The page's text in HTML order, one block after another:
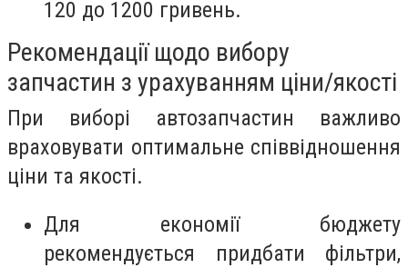
120 до 1200 гривень.
Рекомендації щодо вибору
запчастин з урахуванням ціни/якості
При виборі автозапчастин важливо
враховувати оптимальне співвідношення
ціни та якості.
Для економії бюджету
рекомендується придбати фільтри,